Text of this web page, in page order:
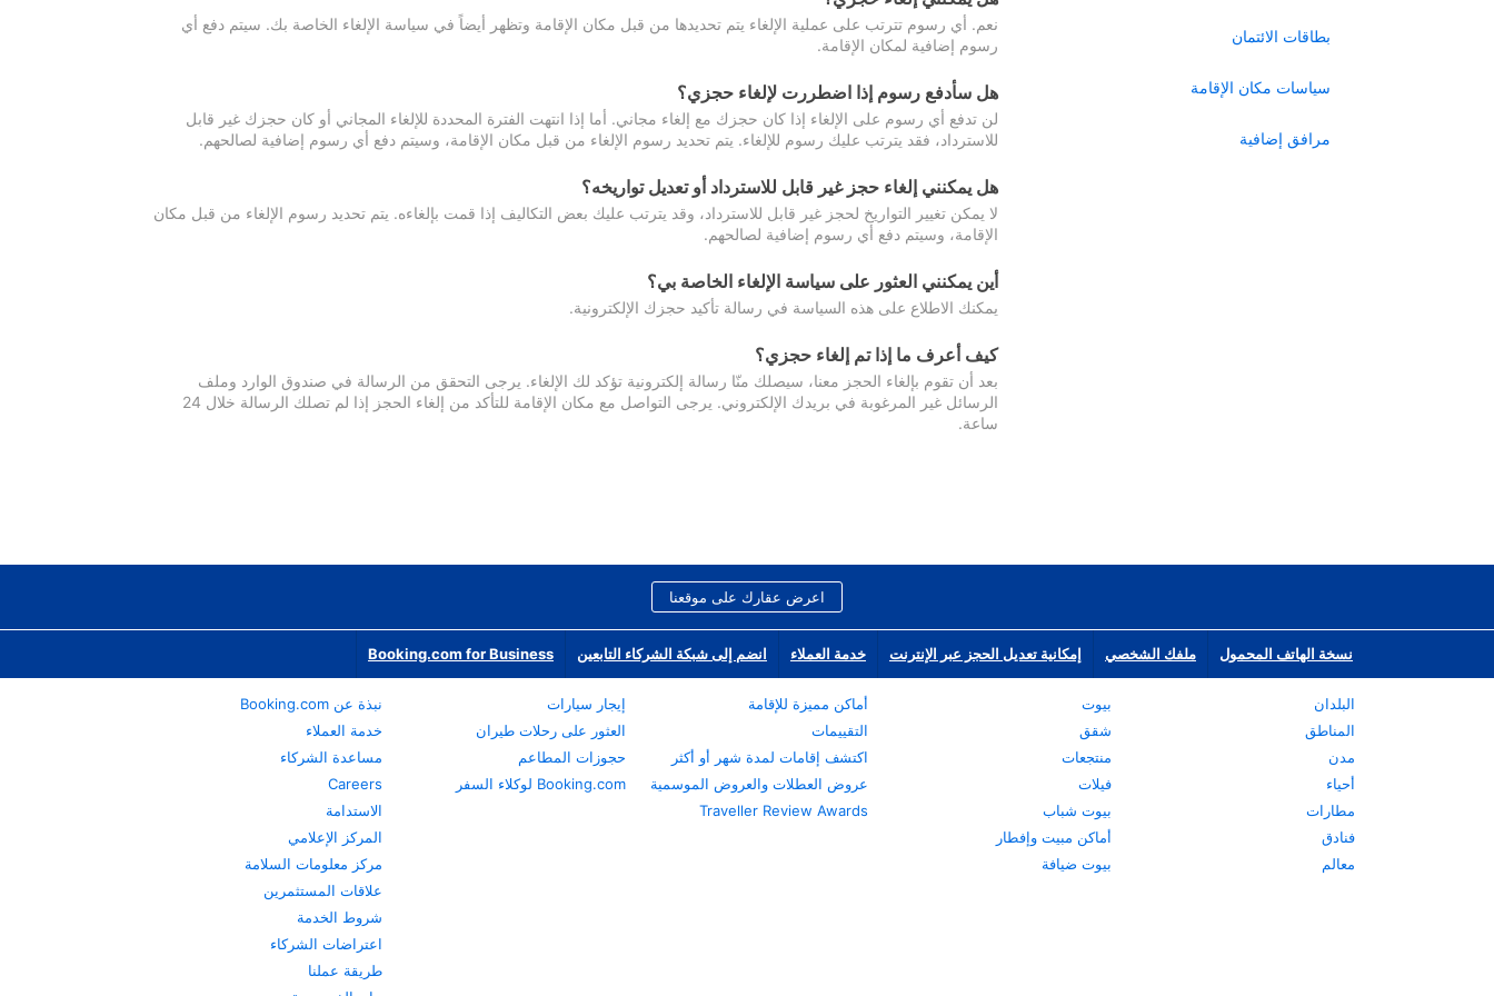
بطاقات الائتمان
سياسات مكان الإقامة
مرافق إضافية
نعم. أي رسوم تترتب على عملية الإلغاء يتم تحديدها من قبل مكان الإقامة وتظهر أيضاً في سياسة الإلغاء الخاصة بك. سيتم دفع أي
رسوم إضافية لمكان الإقامة.
هل سأدفع رسوم إذا اضطررت لإلغاء حجزي؟
لن تدفع أي رسوم على الإلغاء إذا كان حجزك مع إلغاء مجاني. أما إذا انتهت الفترة المحددة للإلغاء المجاني أو كان حجزك غير قابل
للاسترداد، فقد يترتب عليك رسوم للإلغاء. يتم تحديد رسوم الإلغاء من قبل مكان الإقامة، وسيتم دفع أي رسوم إضافية لصالحهم.
هل يمكنني إلغاء حجز غير قابل للاسترداد أو تعديل تواريخه؟
لا يمكن تغيير التواريخ لحجز غير قابل للاسترداد، وقد يترتب عليك بعض التكاليف إذا قمت بإلغاءه. يتم تحديد رسوم الإلغاء من قبل مكان
الإقامة، وسيتم دفع أي رسوم إضافية لصالحهم.
أين يمكنني العثور على سياسة الإلغاء الخاصة بي؟
يمكنك الاطلاع على هذه السياسة في رسالة تأكيد حجزك الإلكترونية.
كيف أعرف ما إذا تم إلغاء حجزي؟
بعد أن تقوم بإلغاء الحجز معنا، سيصلك منّا رسالة إلكترونية تؤكد لك الإلغاء. يرجى التحقق من الرسالة في صندوق الوارد وملف
الرسائل غير المرغوبة في بريدك الإلكتروني. يرجى التواصل مع مكان الإقامة للتأكد من إلغاء الحجز إذا لم تصلك الرسالة خلال 24
ساعة.
اعرض عقارك على موقعنا
نسخة الهاتف المحمول ملفك الشخصي إمكانية تعديل الحجز عبر الإنترنت خدمة العملاء انضم إلى شبكة الشركاء التابعين Booking.com for Business
البلدان
المناطق
مدن
أحياء
مطارات
فنادق
معالم
بيوت
شقق
منتجعات
فيلات
بيوت شباب
أماكن مبيت وإفطار
بيوت ضيافة
أماكن مميزة للإقامة
التقييمات
اكتشف إقامات لمدة شهر أو أكثر
عروض العطلات والعروض الموسمية
Traveller Review Awards
إيجار سيارات
العثور على رحلات طيران
حجوزات المطاعم
Booking.com لوكلاء السفر
نبذة عن Booking.com
خدمة العملاء
مساعدة الشركاء
Careers
الاستدامة
المركز الإعلامي
مركز معلومات السلامة
علاقات المستثمرين
شروط الخدمة
اعتراضات الشركاء
طريقة عملنا